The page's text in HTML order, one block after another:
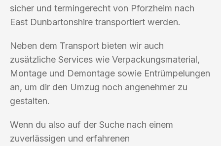
sicher und termingerecht von Pforzheim nach
East Dunbartonshire transportiert werden.
Neben dem Transport bieten wir auch
zusätzliche Services wie Verpackungsmaterial,
Montage und Demontage sowie Entrümpelungen
an, um dir den Umzug noch angenehmer zu
gestalten.
Wenn du also auf der Suche nach einem
zuverlässigen und erfahrenen